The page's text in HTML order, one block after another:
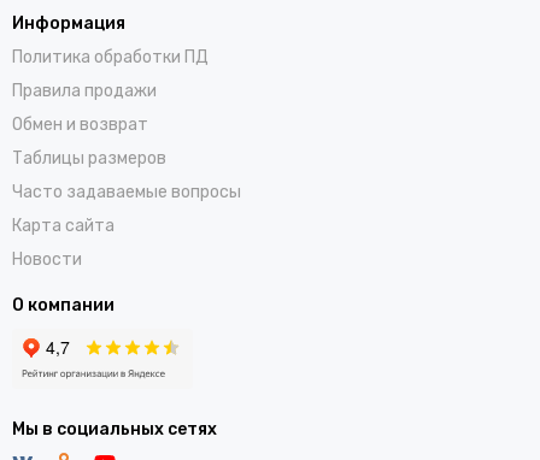
Информация
Политика обработки ПД
Правила продажи
Обмен и возврат
Таблицы размеров
Часто задаваемые вопросы
Карта сайта
Новости
О компании
Мы в социальных сетях